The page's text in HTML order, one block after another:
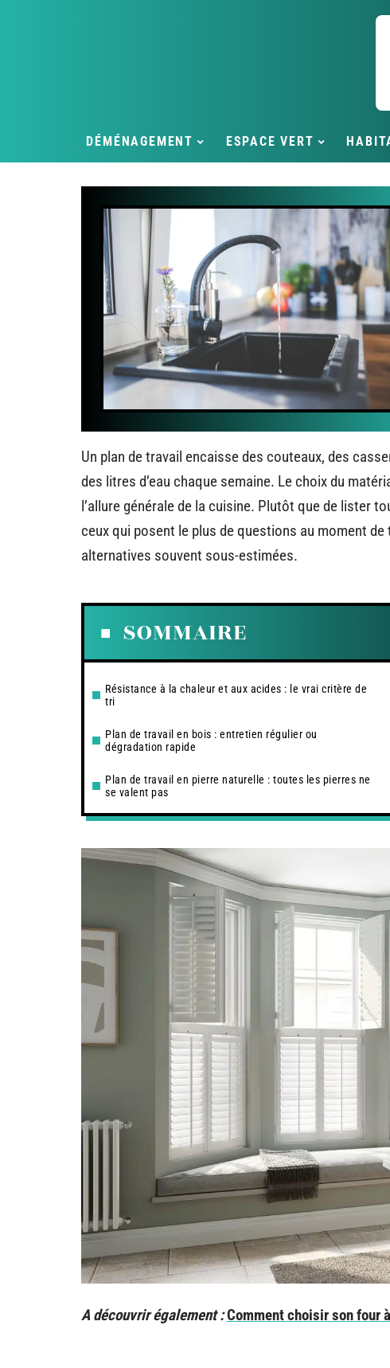
DÉMÉNAGEMENT ESPACE VERT
Un plan de travail encaisse des couteaux, des
des litres d’eau chaque semaine. Le choix du
l’allure générale de la cuisine. Plutôt que de lister
ceux qui posent le plus de questions au moment
alternatives souvent sous-estimées.
SOMMAIRE
Résistance à la chaleur et aux acides : le vrai critère de
tri
Plan de travail en bois : entretien régulier ou
dégradation rapide
Plan de travail en pierre naturelle : toutes les pierres ne
se valent pas
A découvrir également :Comment choisir son four